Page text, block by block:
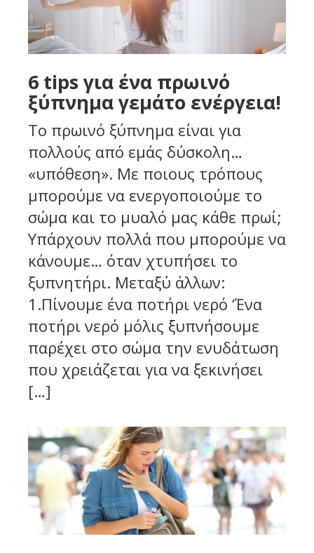
6 tips για ένα πρωινό
ξύπνημα γεμάτο ενέργεια!
Το πρωινό ξύπνημα είναι για
πολλούς από εμάς δύσκολη…
«υπόθεση». Με ποιους τρόπους
μπορούμε να ενεργοποιούμε το
σώμα και το μυαλό μας κάθε πρωί;
Υπάρχουν πολλά που μπορούμε να
κάνουμε… όταν χτυπήσει το
ξυπνητήρι. Μεταξύ άλλων:
1.Πίνουμε ένα ποτήρι νερό ‘Ένα
ποτήρι νερό μόλις ξυπνήσουμε
παρέχει στο σώμα την ενυδάτωση
που χρειάζεται για να ξεκινήσει
[…]